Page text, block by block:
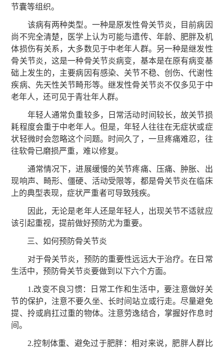
节囊等组织。
该病有两种类型。一种是原发性骨关节炎，目前病因
尚不完全清楚，医学上认为可能与遗传、年龄、肥胖及机
体损伤有关系，大多数见于中老年人群。另一种是继发性
骨关节炎，这是一种骨关节炎病变，基本是在原有病变基
础上发生的，主要病因有感染、关节不稳、创伤、代谢性
疾病、先天性关节畸形等。继发性骨关节炎不仅多见于中
老年人，还可见于青壮年人群。
年轻人通常负重较多，日常活动时间较长，故关节损
耗程度会重于中老年人。但是，年轻人往往在无症状或症
状轻微时会忽略这个问题。时间久了，一旦疼痛难忍，往
往软骨已磨损严重，难以修复。
通常情况下，进展缓慢的关节疼痛、压痛、肿胀、出
现响声、畸形、僵硬、活动受限等，都是骨关节炎在临床
上的典型表现，症状严重者可导致残疾。
因此，无论是老年人还是年轻人，出现关节不适就应
该引起重视，提前做好预防尤为重要。
三、如何预防骨关节炎
对于骨关节炎，预防的重要性远远大于治疗。在日常
生活中，预防骨关节炎要做到以下六个方面。
1.改变不良习惯：日常工作和生活中，要注意做好关
节的保护，注意不要久坐、长时间站立或行走。尽量避免
提、拎或肩扛过重的物体。注意劳逸结合，掌握好作息时
间。
2.控制体重、避免过于肥胖：相对来说，肥胖人群比